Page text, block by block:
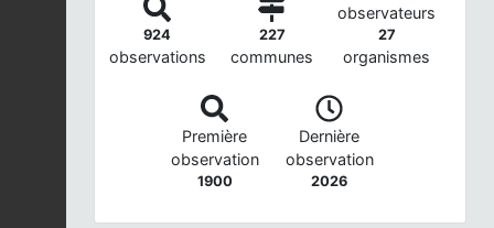
924
observations
227
communes
observateurs
27
organismes
Première
observation
1900
Dernière
observation
2026